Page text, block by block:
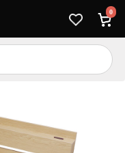
0